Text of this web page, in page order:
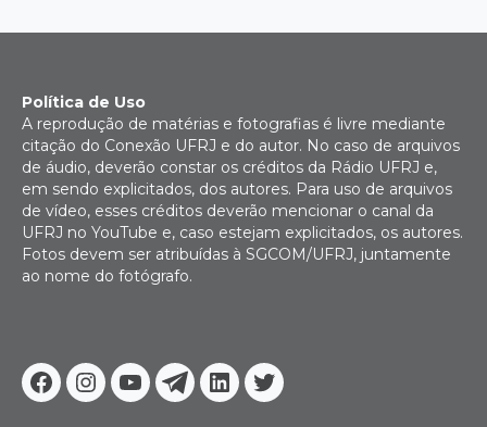
Facebook
Instagram
YoutubeTelegram
Linkedin
Twitter
Política de Uso
A reprodução de matérias e fotografias é livre mediante
citação do Conexão UFRJ e do autor. No caso de arquivos
de áudio, deverão constar os créditos da Rádio UFRJ e,
em sendo explicitados, dos autores. Para uso de arquivos
de vídeo, esses créditos deverão mencionar o canal da
UFRJ no YouTube e, caso estejam explicitados, os autores.
Fotos devem ser atribuídas à SGCOM/UFRJ, juntamente
ao nome do fotógrafo.